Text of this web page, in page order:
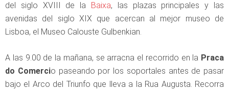
del siglo XVIII de la Baixa, las plazas principales y las
avenidas del siglo XIX que acercan al mejor museo de
Lisboa, el Museo Calouste Gulbenkian.
A las 9.00 de la mañana, se arracna el recorrido en la Praca
do Comercio paseando por los soportales antes de pasar
bajo el Arco del Triunfo que lleva a la Rua Augusta. Recorra